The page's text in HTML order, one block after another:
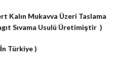
Kalın Mukavva Üzeri Taslama
Sıvama Usulü Üretimiştir )
Türkiye )